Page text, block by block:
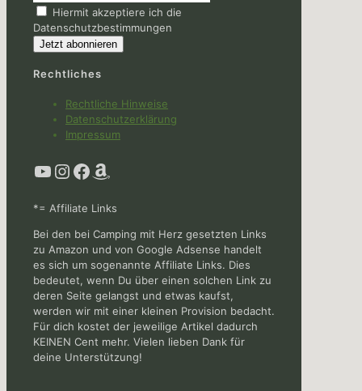
Hiermit akzeptiere ich die
Datenschutzbestimmungen
Rechtliches
Rechtliche Hinweise
Datenschutzerklärung
Impressum
YouTube
Instagram
Facebook
Amazon
*= Affiliate Links
Bei den bei Camping mit Herz gesetzten Links
zu Amazon und von Google Adsense handelt
es sich um sogenannte Affiliate Links. Dies
bedeutet, wenn Du über einen solchen Link zu
deren Seite gelangst und etwas kaufst,
werden wir mit einer kleinen Provision bedacht.
Für dich kostet der jeweilige Artikel dadurch
KEINEN Cent mehr. Vielen lieben Dank für
deine Unterstützung!